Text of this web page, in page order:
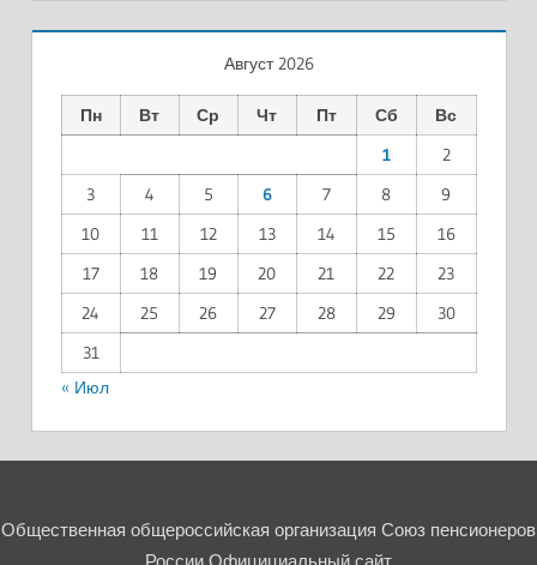
Август 2026
Пн Вт Ср Чт Пт Сб
Вс
1
2
3
4 5 6 7 8
9
10
11 12 13 14 15
16
17
18 19 20 21 22
23
24
25 26 27 28 29
30
31
« Июл
Общественная общероссийская организация Союз пенсионеров